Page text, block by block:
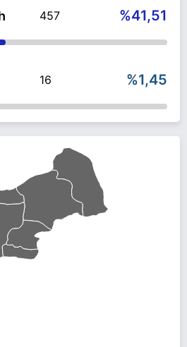
457 %41,51
16 %1,45